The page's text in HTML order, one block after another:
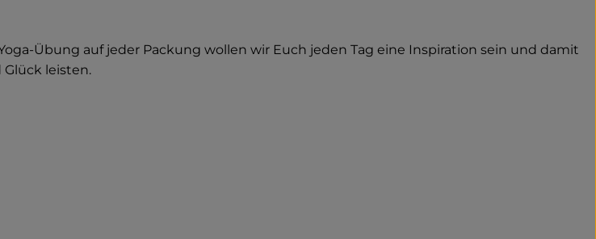
Übung auf jeder Packung wollen wir Euch jeden Tag eine Inspiration sein und damit
leisten.